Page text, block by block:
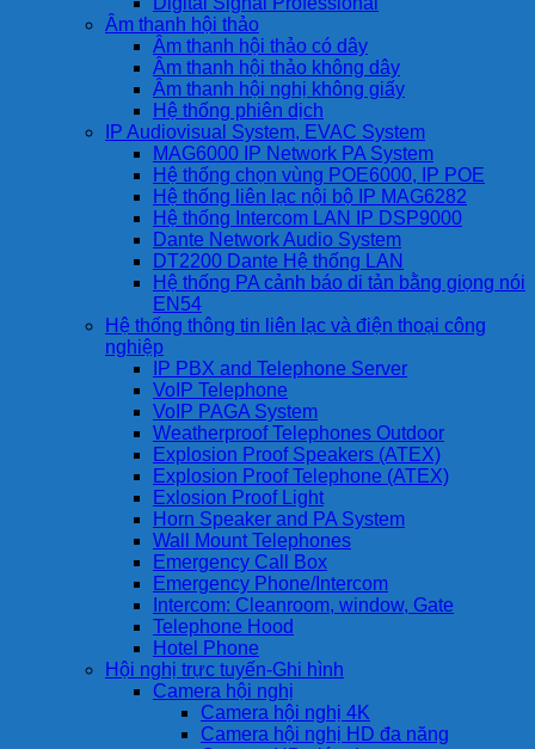
Âm thanh hội thảo
Âm thanh hội thảo có dây
Âm thanh hội thảo không dây
Âm thanh hội nghị không giấy
Hệ thống phiên dịch
IP Audiovisual System, EVAC System
MAG6000 IP Network PA System
Hệ thống chọn vùng POE6000, IP POE
Hệ thống liên lạc nội bộ IP MAG6282
Hệ thống Intercom LAN IP DSP9000
Dante Network Audio System
DT2200 Dante Hệ thống LAN
Hệ thống PA cảnh báo di tản bằng giọng nói
EN54
Hệ thống thông tin liên lạc và điện thoại công
nghiệp
IP PBX and Telephone Server
VoIP Telephone
VoIP PAGA System
Weatherproof Telephones Outdoor
Explosion Proof Speakers (ATEX)
Explosion Proof Telephone (ATEX)
Exlosion Proof Light
Horn Speaker and PA System
Wall Mount Telephones
Emergency Call Box
Emergency Phone/Intercom
Intercom: Cleanroom, window, Gate
Telephone Hood
Hotel Phone
Hội nghị trực tuyến-Ghi hình
Camera hội nghị
Camera hội nghị 4K
Camera hội nghị HD đa năng